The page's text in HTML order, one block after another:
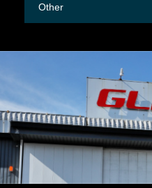
Other